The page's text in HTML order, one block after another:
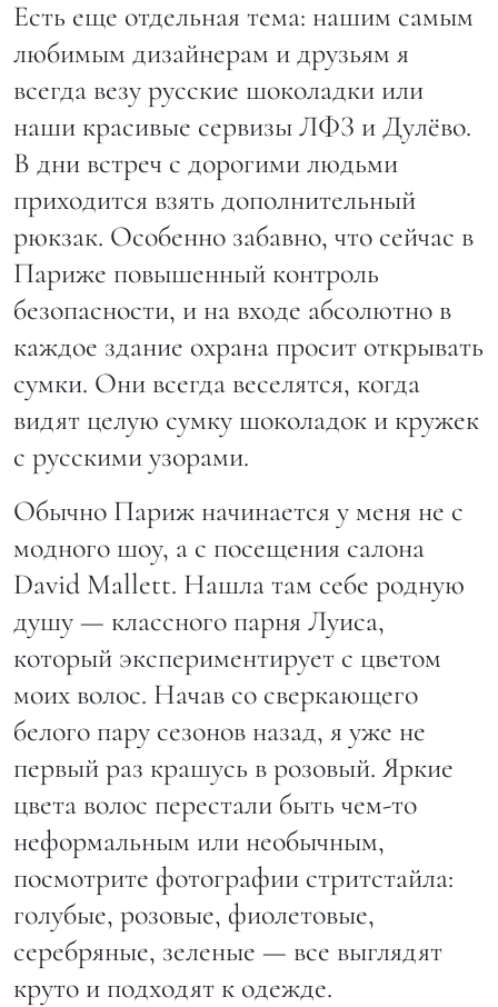
Есть еще отдельная тема: нашим самым
любимым дизайнерам и друзьям я
всегда везу русские шоколадки или
наши красивые сервизы ЛФЗ и Дулёво.
В дни встреч с дорогими людьми
приходится взять дополнительный
рюкзак. Особенно забавно, что сейчас в
Париже повышенный контроль
безопасности, и на входе абсолютно в
каждое здание охрана просит открывать
сумки. Они всегда веселятся, когда
видят целую сумку шоколадок и кружек
с русскими узорами.
Обычно Париж начинается у меня не с
модного шоу, а с посещения салона
David Mallett. Нашла там себе родную
душу — классного парня Луиса,
который экспериментирует с цветом
моих волос. Начав со сверкающего
белого пару сезонов назад, я уже не
первый раз крашусь в розовый. Яркие
цвета волос перестали быть чем-то
неформальным или необычным,
посмотрите фотографии стритстайла:
голубые, розовые, фиолетовые,
серебряные, зеленые — все выглядят
круто и подходят к одежде.